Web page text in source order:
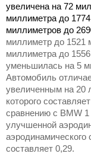
увеличена на 72
миллиметра до
миллиметров до
миллиметр до 1521
миллиметра до
уменьшилась на 5
Автомобиль
увеличенным на 20
которого составляет
сравнению с BMW
улучшенной
аэродинамического
составляет 0,29.